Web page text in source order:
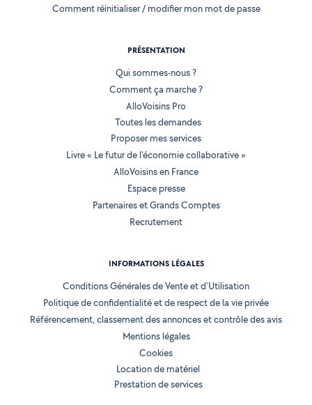
Comment réinitialiser / modifier mon mot de passe
PRÉSENTATION
Qui sommes-nous ?
Comment ça marche ?
AlloVoisins Pro
Toutes les demandes
Proposer mes services
Livre « Le futur de l'économie collaborative »
AlloVoisins en France
Espace presse
Partenaires et Grands Comptes
Recrutement
INFORMATIONS LÉGALES
Conditions Générales de Vente et d'Utilisation
Politique de confidentialité et de respect de la vie privée
Référencement, classement des annonces et contrôle des avis
Mentions légales
Cookies
Location de matériel
Prestation de services